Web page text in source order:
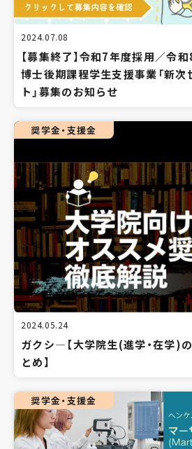
2024.07.08
【募集終了】令和7年度採用／令
博士後期課程学生支援事業「新次
ト」募集のお知らせ
奨学金・支援金
2024.05.24
ガクシ―【大学院生(進学・在学)
とめ】
奨学金・支援金